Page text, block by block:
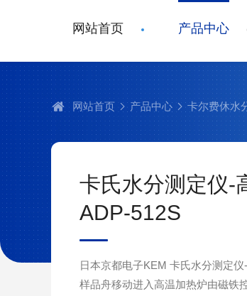
网站首页 产品中心
网站首页 产品中心 卡尔费休水
卡氏水分测定仪-
ADP-512S
日本京都电子KEM 卡氏水分测定
样品舟移动进入高温加热炉由磁铁